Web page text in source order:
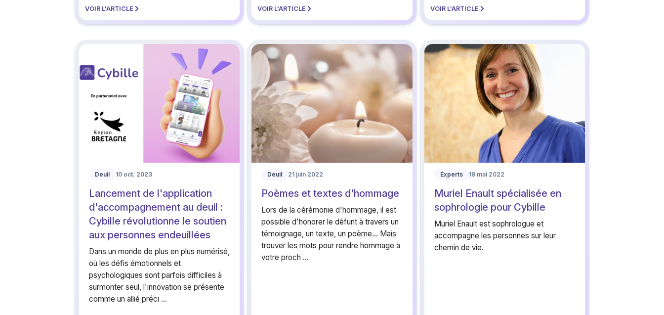
VOIR L'ARTICLE VOIR L'ARTICLE VOIR L'ARTICLE
Deuil 10 oct. 2023
Lancement de l'application
d'accompagnement au deuil :
Cybille révolutionne le soutien
aux personnes endeuillées
Dans un monde de plus en plus numérisé,
où les défis émotionnels et
psychologiques sont parfois difficiles à
surmonter seul, l'innovation se présente
comme un allié préci ...
Deuil 21 juin 2022
Poèmes et textes d'hommage
Lors de la cérémonie d'hommage, il est
possible d'honorer le défunt à travers un
témoignage, un texte, un poème... Mais
trouver les mots pour rendre hommage à
votre proch ...
Experts 18 mai 2022
Muriel Enault spécialisée en
sophrologie pour Cybille
Muriel Enault est sophrologue et
accompagne les personnes sur leur
chemin de vie.